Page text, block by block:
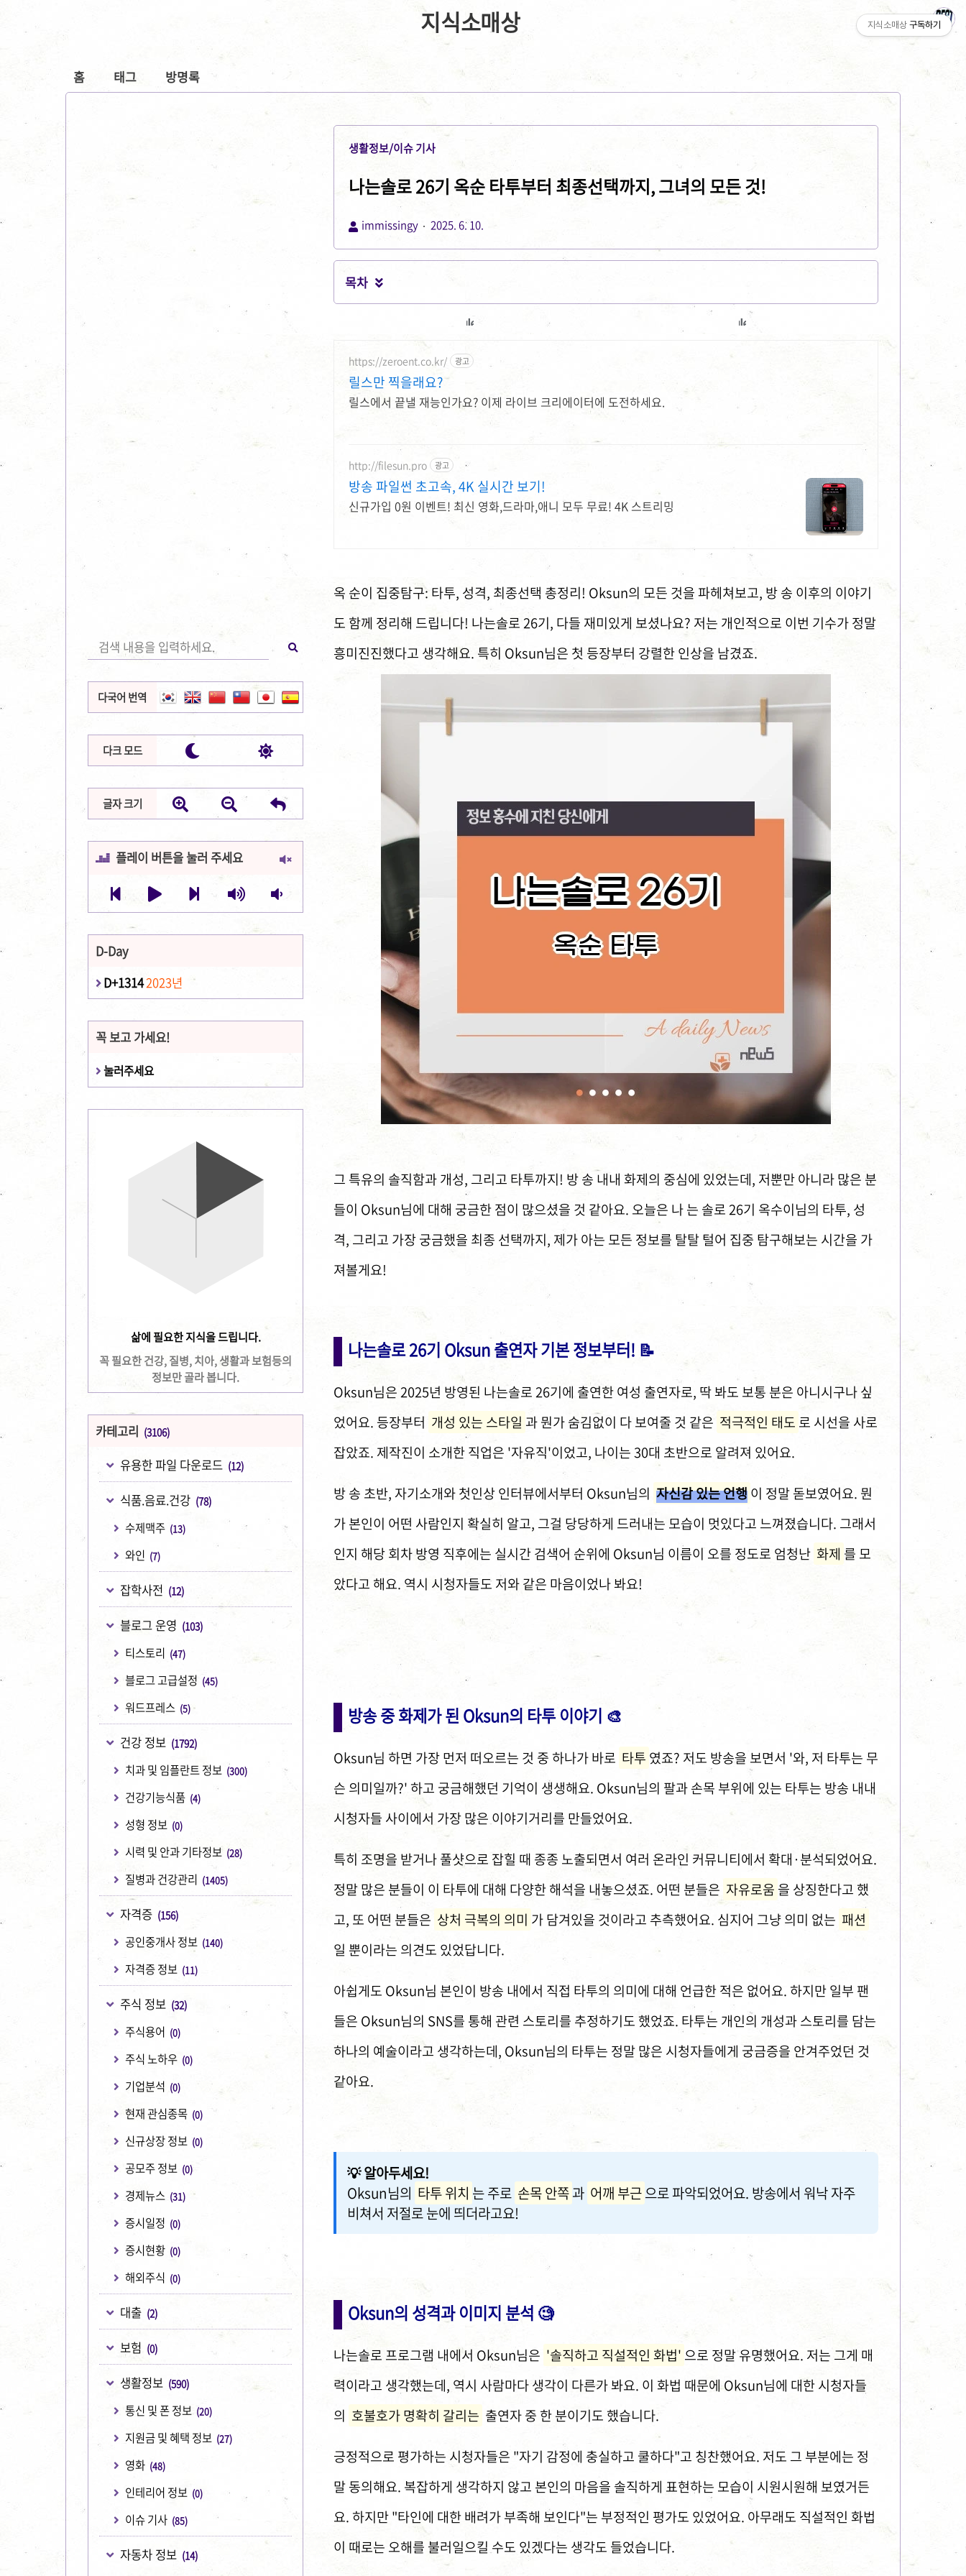
지식소매상
홈 태그 방명록
다국어 번역
다크 모드  
글자 크기   
 플레이 버튼을 눌러 주세요 
    
D-Day
D+13142023년
꼭 보고 가세요!
눌러주세요
삶에 필요한 지식을 드립니다.
꼭 필요한 건강, 질병, 치아, 생활과 보험등의
정보만 골라 봅니다.
카테고리 (3106)
유용한 파일 다운로드 (12)
식품.음료.건강 (78)
수제맥주 (13)
와인 (7)
잡학사전 (12)
블로그 운영 (103)
티스토리 (47)
블로그 고급설정 (45)
워드프레스 (5)
건강 정보 (1792)
치과 및 임플란트 정보 (300)
건강기능식품 (4)
성형 정보 (0)
시력 및 안과 기타정보 (28)
질병과 건강관리 (1405)
자격증 (156)
공인중개사 정보 (140)
자격증 정보 (11)
주식 정보 (32)
주식용어 (0)
주식 노하우 (0)
기업분석 (0)
현재 관심종목 (0)
신규상장 정보 (0)
공모주 정보 (0)
경제뉴스 (31)
증시일정 (0)
증시현황 (0)
해외주식 (0)
대출 (2)
보험 (0)
생활정보 (590)
통신 및 폰 정보 (20)
지원금 및 혜택 정보 (27)
영화 (48)
인테리어 정보 (0)
이슈 기사 (85)
자동차 정보 (14)
생활정보/이슈 기사
나는솔로 26기 옥순 타투부터 최종선택까지, 그녀의 모든 것!
immissingy 2025. 6. 10.
목차 
https://zeroent.co.kr/ 광고
릴스만 찍을래요?
릴스에서 끝낼 재능인가요? 이제 라이브 크리에이터에 도전하세요.
http://filesun.pro 광고
방송 파일썬 초고속, 4K 실시간 보기!
신규가입 0원 이벤트! 최신 영화,드라마,애니 모두 무료! 4K 스트리밍
옥 순이 집중탐구: 타투, 성격, 최종선택 총정리! Oksun의 모든 것을 파헤쳐보고, 방 송 이후의 이야기
도 함께 정리해 드립니다! 나는솔로 26기, 다들 재미있게 보셨나요? 저는 개인적으로 이번 기수가 정말
흥미진진했다고 생각해요. 특히 Oksun님은 첫 등장부터 강렬한 인상을 남겼죠.
그 특유의 솔직함과 개성, 그리고 타투까지! 방 송 내내 화제의 중심에 있었는데, 저뿐만 아니라 많은 분
들이 Oksun님에 대해 궁금한 점이 많으셨을 것 같아요. 오늘은 나 는 솔로 26기 옥수이님의 타투, 성
격, 그리고 가장 궁금했을 최종 선택까지, 제가 아는 모든 정보를 탈탈 털어 집중 탐구해보는 시간을 가
져볼게요!
나는솔로 26기 Oksun 출연자 기본 정보부터! 📝
Oksun님은 2025년 방영된 나는솔로 26기에 출연한 여성 출연자로, 딱 봐도 보통 분은 아니시구나 싶
었어요. 등장부터 개성 있는 스타일 과 뭔가 숨김없이 다 보여줄 것 같은 적극적인 태도 로 시선을 사로
잡았죠. 제작진이 소개한 직업은 '자유직'이었고, 나이는 30대 초반으로 알려져 있어요.
방 송 초반, 자기소개와 첫인상 인터뷰에서부터 Oksun님의 자신감 있는 언행이 정말 돋보였어요. 뭔
가 본인이 어떤 사람인지 확실히 알고, 그걸 당당하게 드러내는 모습이 멋있다고 느껴졌습니다. 그래서
인지 해당 회차 방영 직후에는 실시간 검색어 순위에 Oksun님 이름이 오를 정도로 엄청난 화제 를 모
았다고 해요. 역시 시청자들도 저와 같은 마음이었나 봐요!
방송 중 화제가 된 Oksun의 타투 이야기 🎨
Oksun님 하면 가장 먼저 떠오르는 것 중 하나가 바로 타투 였죠? 저도 방송을 보면서 '와, 저 타투는 무
슨 의미일까?' 하고 궁금해했던 기억이 생생해요. Oksun님의 팔과 손목 부위에 있는 타투는 방송 내내
시청자들 사이에서 가장 많은 이야기거리를 만들었어요.
특히 조명을 받거나 풀샷으로 잡힐 때 종종 노출되면서 여러 온라인 커뮤니티에서 확대·분석되었어요.
정말 많은 분들이 이 타투에 대해 다양한 해석을 내놓으셨죠. 어떤 분들은 자유로움 을 상징한다고 했
고, 또 어떤 분들은 상처 극복의 의미 가 담겨있을 것이라고 추측했어요. 심지어 그냥 의미 없는 패션
일 뿐이라는 의견도 있었답니다.
아쉽게도 Oksun님 본인이 방송 내에서 직접 타투의 의미에 대해 언급한 적은 없어요. 하지만 일부 팬
들은 Oksun님의 SNS를 통해 관련 스토리를 추정하기도 했었죠. 타투는 개인의 개성과 스토리를 담는
하나의 예술이라고 생각하는데, Oksun님의 타투는 정말 많은 시청자들에게 궁금증을 안겨주었던 것
같아요.
💡 알아두세요!
Oksun님의 타투 위치 는 주로 손목 안쪽과 어깨 부근으로 파악되었어요. 방송에서 워낙 자주
비쳐서 저절로 눈에 띄더라고요!
Oksun의 성격과 이미지 분석 🧐
나는솔로 프로그램 내에서 Oksun님은 '솔직하고 직설적인 화법' 으로 정말 유명했어요. 저는 그게 매
력이라고 생각했는데, 역시 사람마다 생각이 다른가 봐요. 이 화법 때문에 Oksun님에 대한 시청자들
의 호불호가 명확히 갈리는 출연자 중 한 분이기도 했습니다.
긍정적으로 평가하는 시청자들은 "자기 감정에 충실하고 쿨하다"고 칭찬했어요. 저도 그 부분에는 정
말 동의해요. 복잡하게 생각하지 않고 본인의 마음을 솔직하게 표현하는 모습이 시원시원해 보였거든
요. 하지만 "타인에 대한 배려가 부족해 보인다"는 부정적인 평가도 있었어요. 아무래도 직설적인 화법
이 때로는 오해를 불러일으킬 수도 있겠다는 생각도 들었습니다.
지식소매상 구독하기